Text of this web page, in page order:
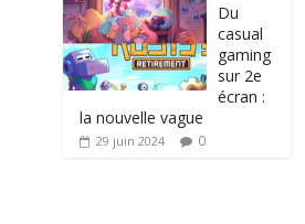
Du
casual
gaming
sur 2e
écran :
la nouvelle vague
29 juin 2024 0